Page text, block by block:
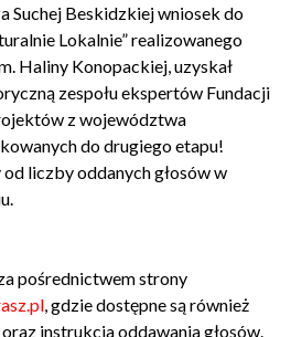
Suchej Beskidzkiej wniosek do
Lokalnie” realizowanego
Haliny Konopackiej, uzyskał
zespołu ekspertów Fundacji
z województwa
do drugiego etapu!
liczby oddanych głosów w
pośrednictwem strony
, gdzie dostępne są również
instrukcja oddawania głosów.